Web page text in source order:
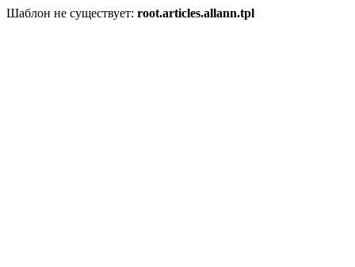
Шаблон не существует: root.articles.allann.tpl